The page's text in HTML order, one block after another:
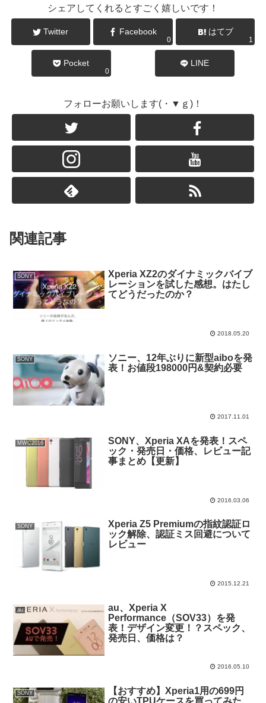
シェアしてくれるとすごく嬉しいです！
Twitter Facebook
0
はてブ
1
Pocket
0
LINE
フォローお願いします(・▼ｇ)！
関連記事
SONY
Xperia XZ2のダイナミックバイブ
レーションを試した感想。はたし
てどうだったのか？
2018.05.20
SONY
ソニー、12年ぶりに新型aiboを発
表！お値段198000円&契約必要
2017.11.01
MWC2016
SONY、Xperia XAを発表！スペ
ック・発売日・価格、レビュー記
事まとめ【更新】
2016.03.06
SONY
Xperia Z5 Premiumの指紋認証ロ
ック解除、認証ミス回避について
レビュー
2015.12.21
au
au、Xperia X
Performance（SOV33）を発
表！デザイン変更！？スペック、
発売日、価格は？
2016.05.10
SONY
【おすすめ】Xperia1用の699円